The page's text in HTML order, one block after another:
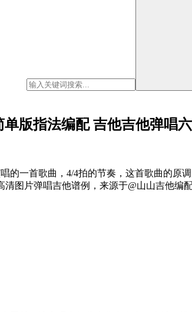
版指法编配 吉他吉他弹唱
的一首歌曲，4/4拍的节奏，这首歌曲的原
图片弹唱吉他谱例，来源于@山山吉他编配